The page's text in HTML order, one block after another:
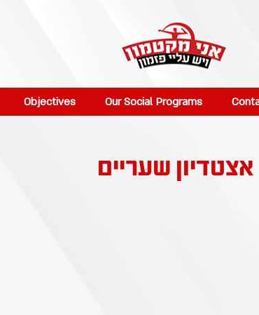
Objectives Our Social Programs
אצטדיון שעריים